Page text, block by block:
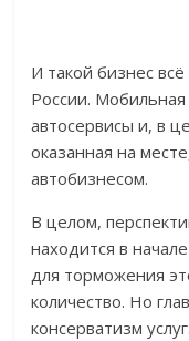
И такой бизнес
России.
автосервисы и, в
оказанная на
автобизнесом.
В целом,
находится в
для торможения
количество. Но
консерватизм